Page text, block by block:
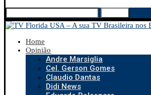
Home
Opinião
Andre Marsiglia
Cel. Gerson Gomes
Claudio Dantas
Didi News